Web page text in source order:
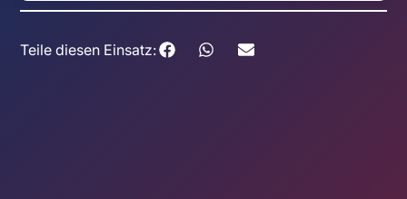
Teile diesen Einsatz: